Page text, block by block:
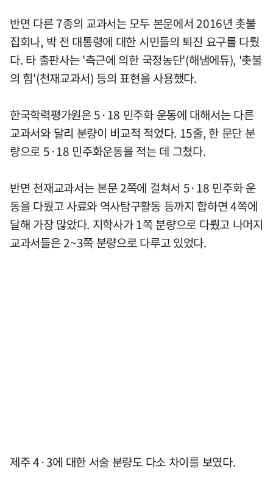
반면 다른 7종의 교과서는 모두 본문에서 2016년 촛불
집회나, 박 전 대통령에 대한 시민들의 퇴진 요구를 다뤘
다. 타 출판사는 '측근에 의한 국정농단'(해냄에듀), '촛불
의 힘'(천재교과서) 등의 표현을 사용했다.
한국학력평가원은 5·18 민주화 운동에 대해서는 다른
교과서와 달리 분량이 비교적 적었다. 15줄, 한 문단 분
량으로 5·18 민주화운동을 적는 데 그쳤다.
반면 천재교과서는 본문 2쪽에 걸쳐서 5·18 민주화 운
동을 다뤘고 사료와 역사탐구활동 등까지 합하면 4쪽에
달해 가장 많았다. 지학사가 1쪽 분량으로 다뤘고 나머지
교과서들은 2~3쪽 분량으로 다루고 있었다.
제주 4·3에 대한 서술 분량도 다소 차이를 보였다.